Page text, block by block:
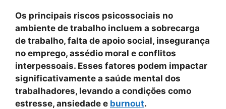
Os principais riscos psicossociais no
ambiente de trabalho incluem a sobrecarga
de trabalho, falta de apoio social, insegurança
no emprego, assédio moral e conflitos
interpessoais. Esses fatores podem impactar
significativamente a saúde mental dos
trabalhadores, levando a condições como
estresse, ansiedade e burnout.